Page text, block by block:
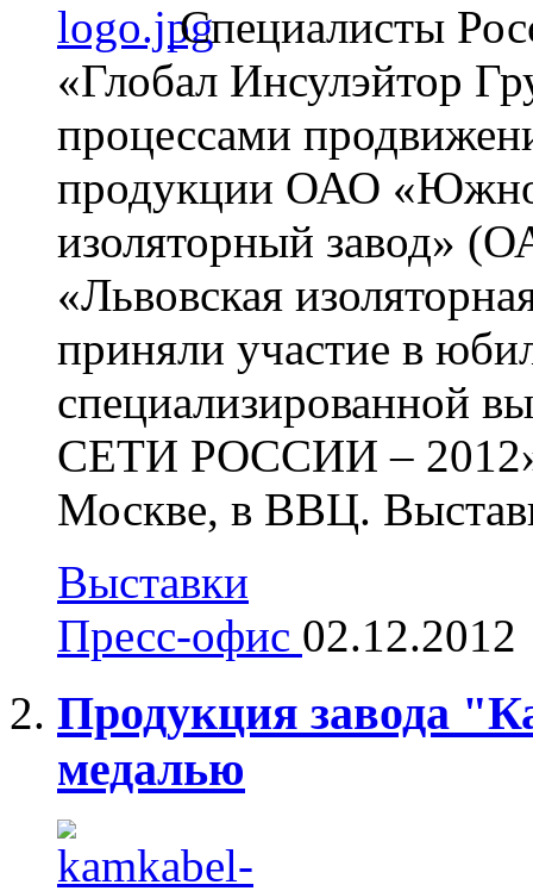
Специалисты
«Глобал Инсулэйтор
процессами
продукции ОАО
изоляторный
«Львовская
приняли участие в
специализированной
СЕТИ РОССИИ –
Москве, в ВВЦ.
Выставки
Пресс-офис 02.12.2012
Продукция завода
медалью